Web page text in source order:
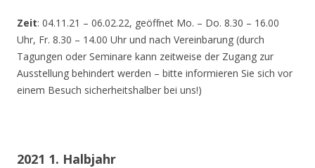
Zeit: 04.11.21 – 06.02.22, geöffnet Mo. – Do. 8.30 – 16.00
Uhr, Fr. 8.30 – 14.00 Uhr und nach Vereinbarung (durch
Tagungen oder Seminare kann zeitweise der Zugang zur
Ausstellung behindert werden – bitte informieren Sie sich vor
einem Besuch sicherheitshalber bei uns!)
2021 1. Halbjahr